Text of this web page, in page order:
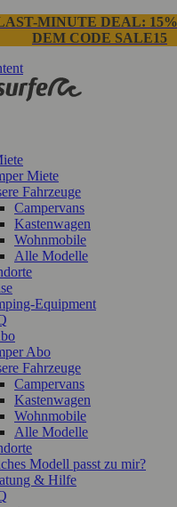
MINUTE DEAL:
DEM CODE SALE15
Miete
Fahrzeuge
Campervans
Kastenwagen
Wohnmobile
Alle Modelle
Equipment
Abo
Fahrzeuge
Campervans
Kastenwagen
Wohnmobile
Alle Modelle
Modell passt zu mir?
& Hilfe